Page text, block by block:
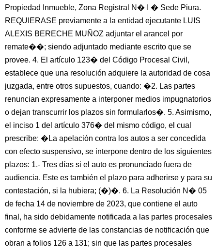
Propiedad Inmueble, Zona Registral N� I � Sede Piura.
REQUIERASE previamente a la entidad ejecutante LUIS
ALEXIS BERECHE MUÑOZ adjuntar el arancel por
remate��; siendo adjuntado mediante escrito que se
provee. 4. El artículo 123� del Código Procesal Civil,
establece que una resolución adquiere la autoridad de cosa
juzgada, entre otros supuestos, cuando: �2. Las partes
renuncian expresamente a interponer medios impugnatorios
o dejan transcurrir los plazos sin formularlos�. 5. Asimismo,
el inciso 1 del artículo 376� del mismo código, el cual
prescribe: �La apelación contra los autos a ser concedida
con efecto suspensivo, se interpone dentro de los siguientes
plazos: 1.- Tres días si el auto es pronunciado fuera de
audiencia. Este es también el plazo para adherirse y para su
contestación, si la hubiera; (�)�. 6. La Resolución N� 05
de fecha 14 de noviembre de 2023, que contiene el auto
final, ha sido debidamente notificada a las partes procesales
conforme se advierte de las constancias de notificación que
obran a folios 126 a 131; sin que las partes procesales